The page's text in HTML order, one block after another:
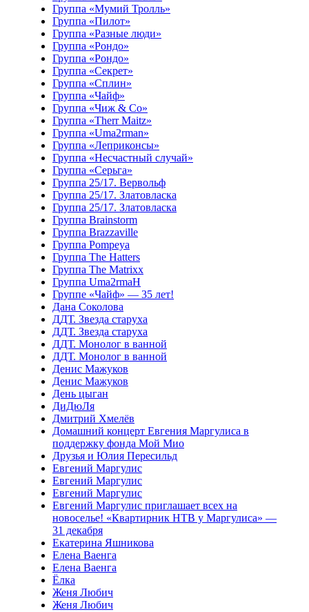
Группа «Мумий Тролль»
Группа «Пилот»
Группа «Разные люди»
Группа «Рондо»
Группа «Рондо»
Группа «Секрет»
Группа «Сплин»
Группа «Чайф»
Группа «Чиж & Co»
Группа «Therr Maitz»
Группа «Uma2rman»
Группа «Леприконсы»
Группа «Несчастный случай»
Группа «Серьга»
Группа 25/17. Вервольф
Группа 25/17. Златовласка
Группа 25/17. Златовласка
Группа Brainstorm
Группа Brazzaville
Группа Pompeya
Группа The Hatters
Группа The Matrixx
Группа Uma2rmaH
Группе «Чайф» — 35 лет!
Дана Соколова
ДДТ. Звезда старуха
ДДТ. Звезда старуха
ДДТ. Монолог в ванной
ДДТ. Монолог в ванной
Денис Мажуков
Денис Мажуков
День цыган
ДиДюЛя
Дмитрий Хмелёв
Домашний концерт Евгения Маргулиса в
поддержку фонда Мой Мио
Друзья и Юлия Пересильд
Евгений Маргулис
Евгений Маргулис
Евгений Маргулис
Евгений Маргулис приглашает всех на
новоселье! «Квартирник НТВ у Маргулиса» —
31 декабря
Екатерина Яшникова
Елена Ваенга
Елена Ваенга
Ёлка
Женя Любич
Женя Любич